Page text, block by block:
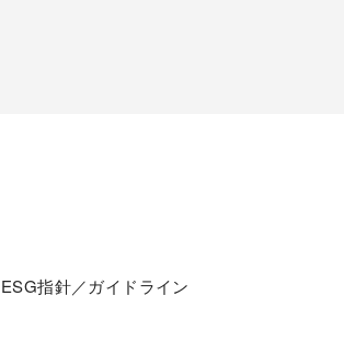
ESG指針／ガイドライン